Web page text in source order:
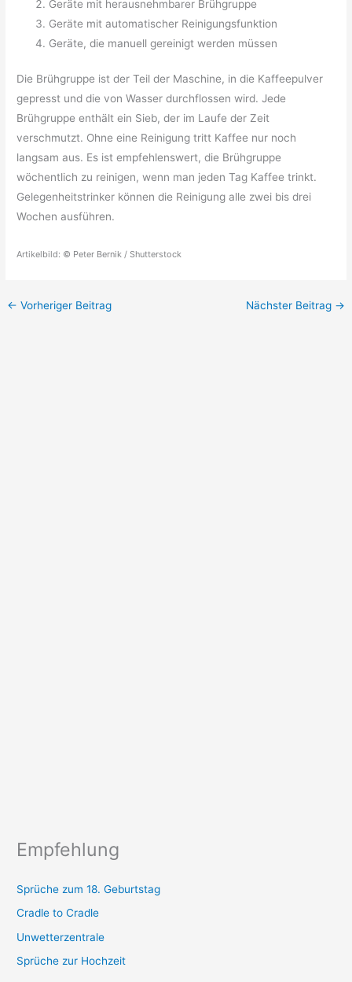
Geräte mit herausnehmbarer Brühgruppe
Geräte mit automatischer Reinigungsfunktion
Geräte, die manuell gereinigt werden müssen
Die Brühgruppe ist der Teil der Maschine, in die Kaffeepulver
gepresst und die von Wasser durchflossen wird. Jede
Brühgruppe enthält ein Sieb, der im Laufe der Zeit
verschmutzt. Ohne eine Reinigung tritt Kaffee nur noch
langsam aus. Es ist empfehlenswert, die Brühgruppe
wöchentlich zu reinigen, wenn man jeden Tag Kaffee trinkt.
Gelegenheitstrinker können die Reinigung alle zwei bis drei
Wochen ausführen.
Artikelbild: © Peter Bernik / Shutterstock
← Vorheriger Beitrag Nächster Beitrag →
Empfehlung
Sprüche zum 18. Geburtstag
Cradle to Cradle
Unwetterzentrale
Sprüche zur Hochzeit